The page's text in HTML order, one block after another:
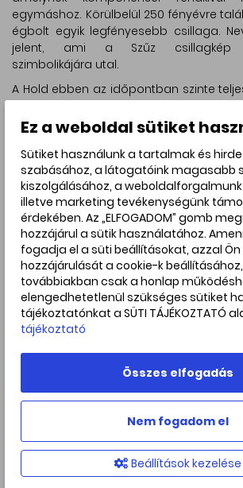
egymáshoz. Körülbelül 250 fényévre
égbolt egyik legfényesebb csillaga.
jelent, ami a Szűz csillagkép
szimbolikájára utal.
A Hold ebben az időpontban szinte
a teleholdhoz közeli fázisban van, ami
Nap által megvilágított oldala szinte
hogy ilyenkor a Hold felszíni
kontrasztosak, mert az árnyékok
Hold ilyenkor a legfényesebb, ezért
közelében lévő halványabb égitesteket.
A Hold és a Spica hajnali 01:09-kor
egymáshoz, de a késő esti távolságuk
ekkor 2,1 fokra látszanak egymástól.
A Spica és a Hold együttállásai
bekövetkeznek, mivel a Hold pályája
halad, amely közel esik a Spica
Az ilyen alkalmak jó lehetőséget adnak
megtaláljuk ezt a fényes csillagot a
idővel hozzá mint egy fix vonatkoztatási
Hold mozgását is észrevehetjük.
Ez a weboldal sütiket
Sütiket használunk a tartalmak és
szabásához, a látogatóink magasabb
kiszolgálásához, a
illetve marketing tevékenységünk
érdekében. Az „ELFOGADOM” gomb
hozzájárul a sütik használatához.
fogadja el a süti beállításokat, azzal
hozzájárulását a cookie-k
továbbiakban csak a honlap
elengedhetetlenül szükséges sütiket
tájékoztatónkat a SÜTI TÁJÉKOZTATÓ
tájékoztató
Összes elfogadás
Nem fogadom el
Beállítások kezelése